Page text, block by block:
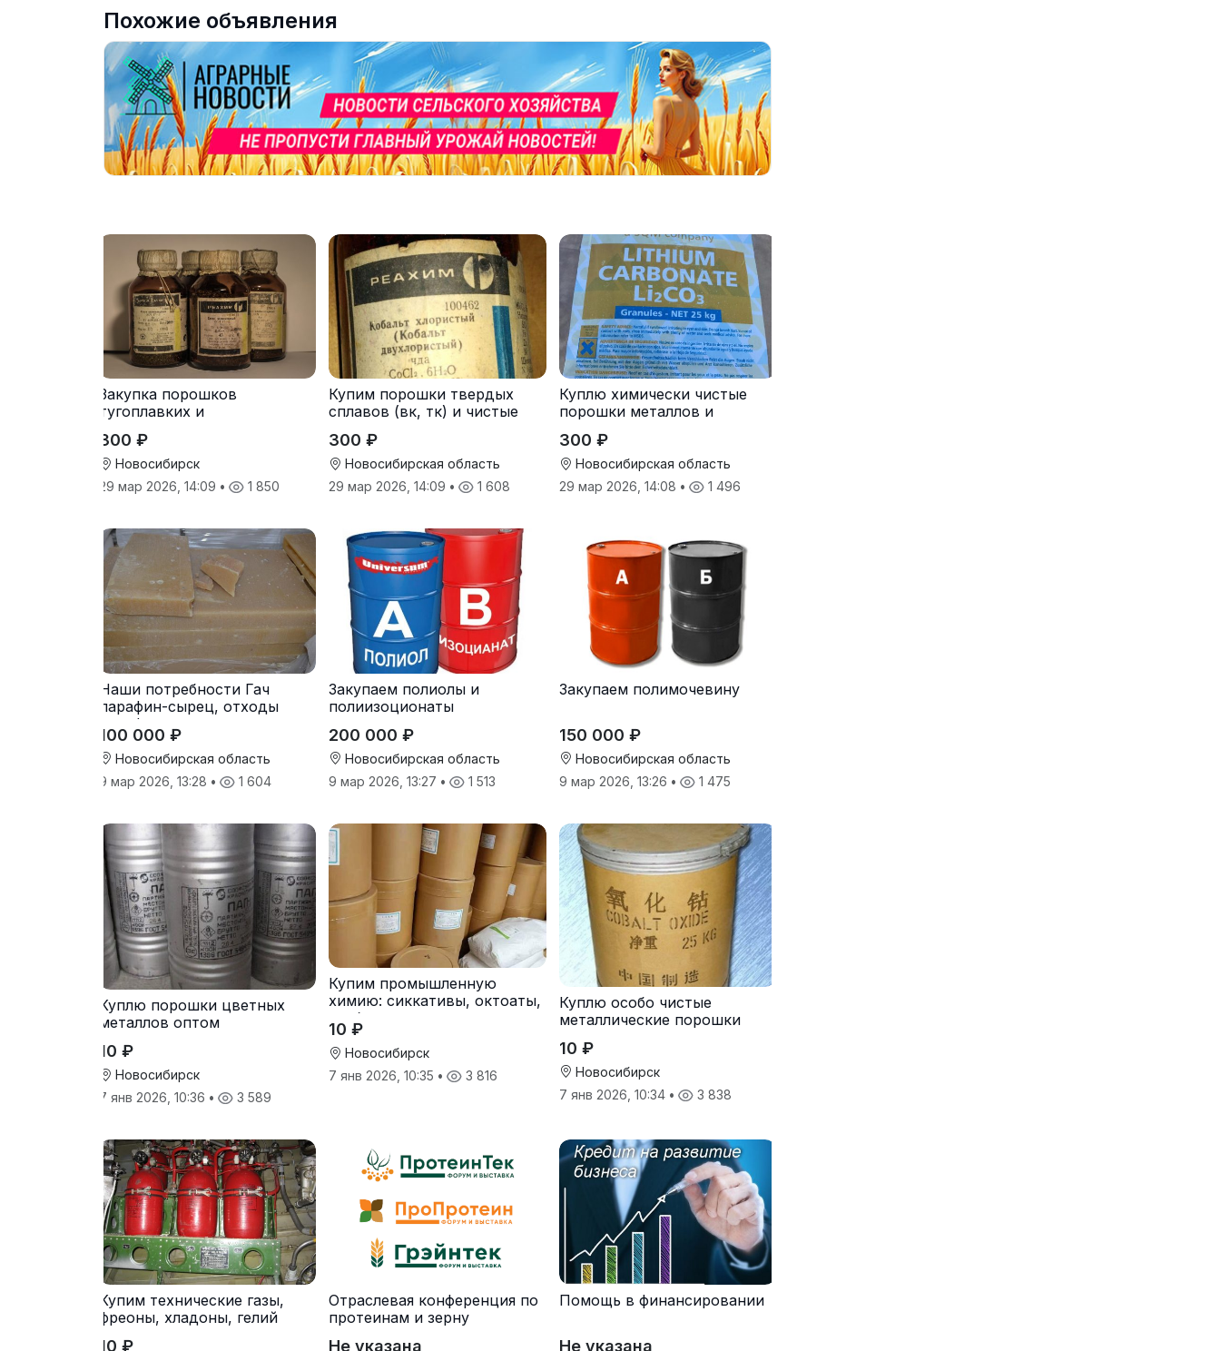
Похожие объявления
Закупка порошков
тугоплавких и
300 ₽
Новосибирск
29 мар 2026, 14:09 • 1 850
Купим порошки твердых
сплавов (вк, тк) и чистые
300 ₽
Новосибирская область
29 мар 2026, 14:09 • 1 608
Куплю химически чистые
порошки металлов и
300 ₽
Новосибирская область
29 мар 2026, 14:08 • 1 496
Наши потребности Гач
парафин-сырец, отходы
парафина
100 000 ₽
Новосибирская область
9 мар 2026, 13:28 • 1 604
Закупаем полиолы и
полиизоционаты
200 000 ₽
Новосибирская область
9 мар 2026, 13:27 • 1 513
Закупаем полимочевину
150 000 ₽
Новосибирская область
9 мар 2026, 13:26 • 1 475
Куплю порошки цветных
металлов оптом
10 ₽
Новосибирск
7 янв 2026, 10:36 • 3 589
Купим промышленную
химию: сиккативы, октоаты,
стабилизаторы
10 ₽
Новосибирск
7 янв 2026, 10:35 • 3 816
Куплю особо чистые
металлические порошки
10 ₽
Новосибирск
7 янв 2026, 10:34 • 3 838
Купим технические газы,
фреоны, хладоны, гелий
10 ₽
Отраслевая конференция по
протеинам и зерну
Не указана
Помощь в финансировании
Не указана